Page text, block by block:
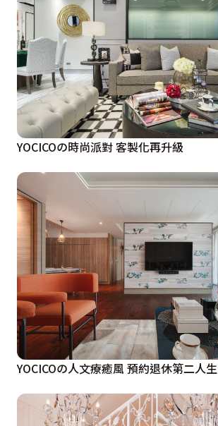
YOCICOの時尚派對 客製化再升級
YOCICOの人文療癒風 預約退休第二人生